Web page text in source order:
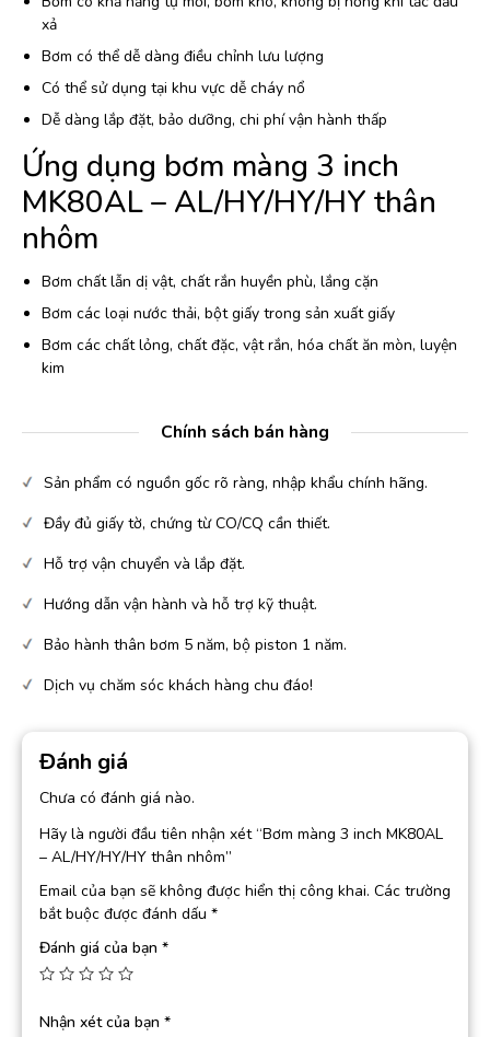
xả
Bơm có thể dễ dàng điều chỉnh lưu lượng
Có thể sử dụng tại khu vực dễ cháy nổ
Dễ dàng lắp đặt, bảo dưỡng, chi phí vận hành thấp
Ứng dụng bơm màng 3 inch
MK80AL – AL/HY/HY/HY thân
nhôm
Bơm chất lẫn dị vật, chất rắn huyền phù, lắng cặn
Bơm các loại nước thải, bột giấy trong sản xuất giấy
Bơm các chất lỏng, chất đặc, vật rắn, hóa chất ăn mòn, luyện
kim
Chính sách bán hàng
Sản phẩm có nguồn gốc rõ ràng, nhập khẩu chính hãng.
Đầy đủ giấy tờ, chứng từ CO/CQ cần thiết.
Hỗ trợ vận chuyển và lắp đặt.
Hướng dẫn vận hành và hỗ trợ kỹ thuật.
Bảo hành thân bơm 5 năm, bộ piston 1 năm.
Dịch vụ chăm sóc khách hàng chu đáo!
Đánh giá
Chưa có đánh giá nào.
Hãy là người đầu tiên nhận xét “Bơm màng 3 inch MK80AL
– AL/HY/HY/HY thân nhôm”
Email của bạn sẽ không được hiển thị công khai. Các trường
bắt buộc được đánh dấu *
Đánh giá của bạn *
Nhận xét của bạn *